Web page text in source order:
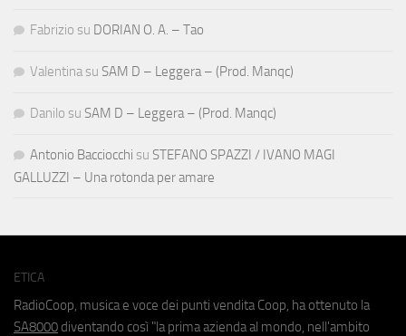
Fabrizio su DORIAN O. A. – Tao
Valentina su SAM D – Leggera – (Prod. Manqc)
Danilo su SAM D – Leggera – (Prod. Manqc)
Antonio Bacciocchi su STEFANO SPAZZI / IVANO MAGI
GALLUZZI – Una rotonda per amare
ETICA
RadioCoop, musica e voce dei punti vendita Coop, ha ottenuto la
SA8000 diventando così "la prima azienda al mondo, nell'ambito